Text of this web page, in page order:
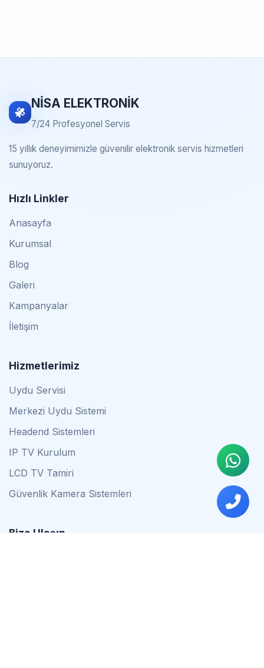
NİSA ELEKTRONİK
7/24 Profesyonel Servis
15 yıllık deneyimimizle güvenilir elektronik servis hizmetleri
sunuyoruz.
Hızlı Linkler
Anasayfa
Kurumsal
Blog
Galeri
Kampanyalar
İletişim
Hizmetlerimiz
Uydu Servisi
Merkezi Uydu Sistemi
Headend Sistemleri
IP TV Kurulum
LCD TV Tamiri
Güvenlik Kamera Sistemleri
Bize Ulaşın